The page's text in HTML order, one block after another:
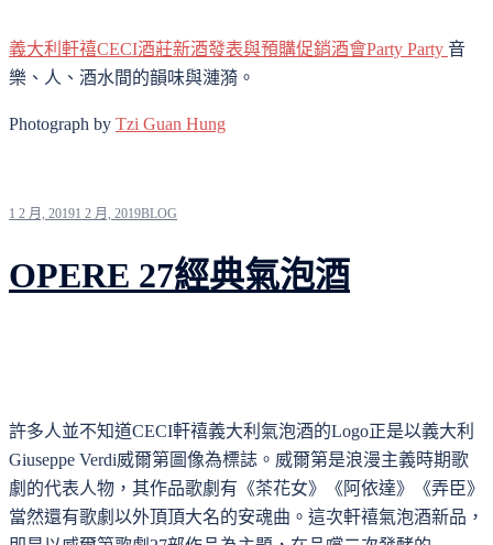
義大利軒禧CECI酒莊新酒發表與預購促銷酒會Party Party 音
樂、人、酒水間的韻味與漣漪。
Photograph by Tzi Guan Hung
1 2 月, 20191 2 月, 2019BLOG
OPERE 27經典氣泡酒
許多人並不知道CECI軒禧義大利氣泡酒的Logo正是以義大利
Giuseppe Verdi威爾第圖像為標誌。威爾第是浪漫主義時期歌
劇的代表人物，其作品歌劇有《茶花女》《阿依達》《弄臣》
當然還有歌劇以外頂頂大名的安魂曲。這次軒禧氣泡酒新品，